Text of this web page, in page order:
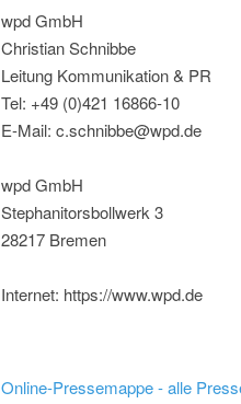
wpd GmbH
Christian Schnibbe
Leitung Kommunikation & PR
Tel: +49 (0)421 16866-10
E-Mail: c.schnibbe@wpd.de
wpd GmbH
Stephanitorsbollwerk 3
28217 Bremen
Internet: https://www.wpd.de
Online-Pressemappe - alle